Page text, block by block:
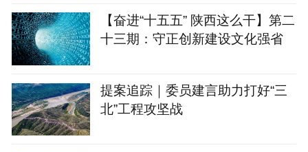
【奋进“十五五” 陕西这么干】第二
十三期：守正创新建设文化强省
提案追踪｜委员建言助力打好“三
北”工程攻坚战